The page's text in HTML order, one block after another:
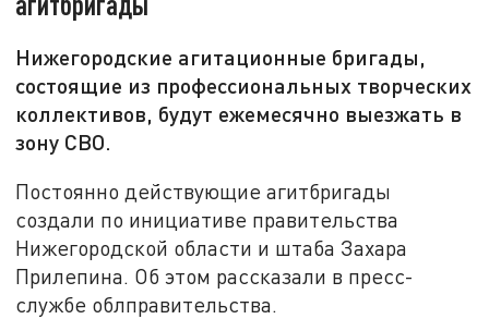
Нижегородские агитационные бригады,
состоящие из профессиональных творческих
коллективов, будут ежемесячно выезжать в
зону СВО.
Постоянно действующие агитбригады
создали по инициативе правительства
Нижегородской области и штаба Захара
Прилепина. Об этом рассказали в пресс-
службе облправительства.